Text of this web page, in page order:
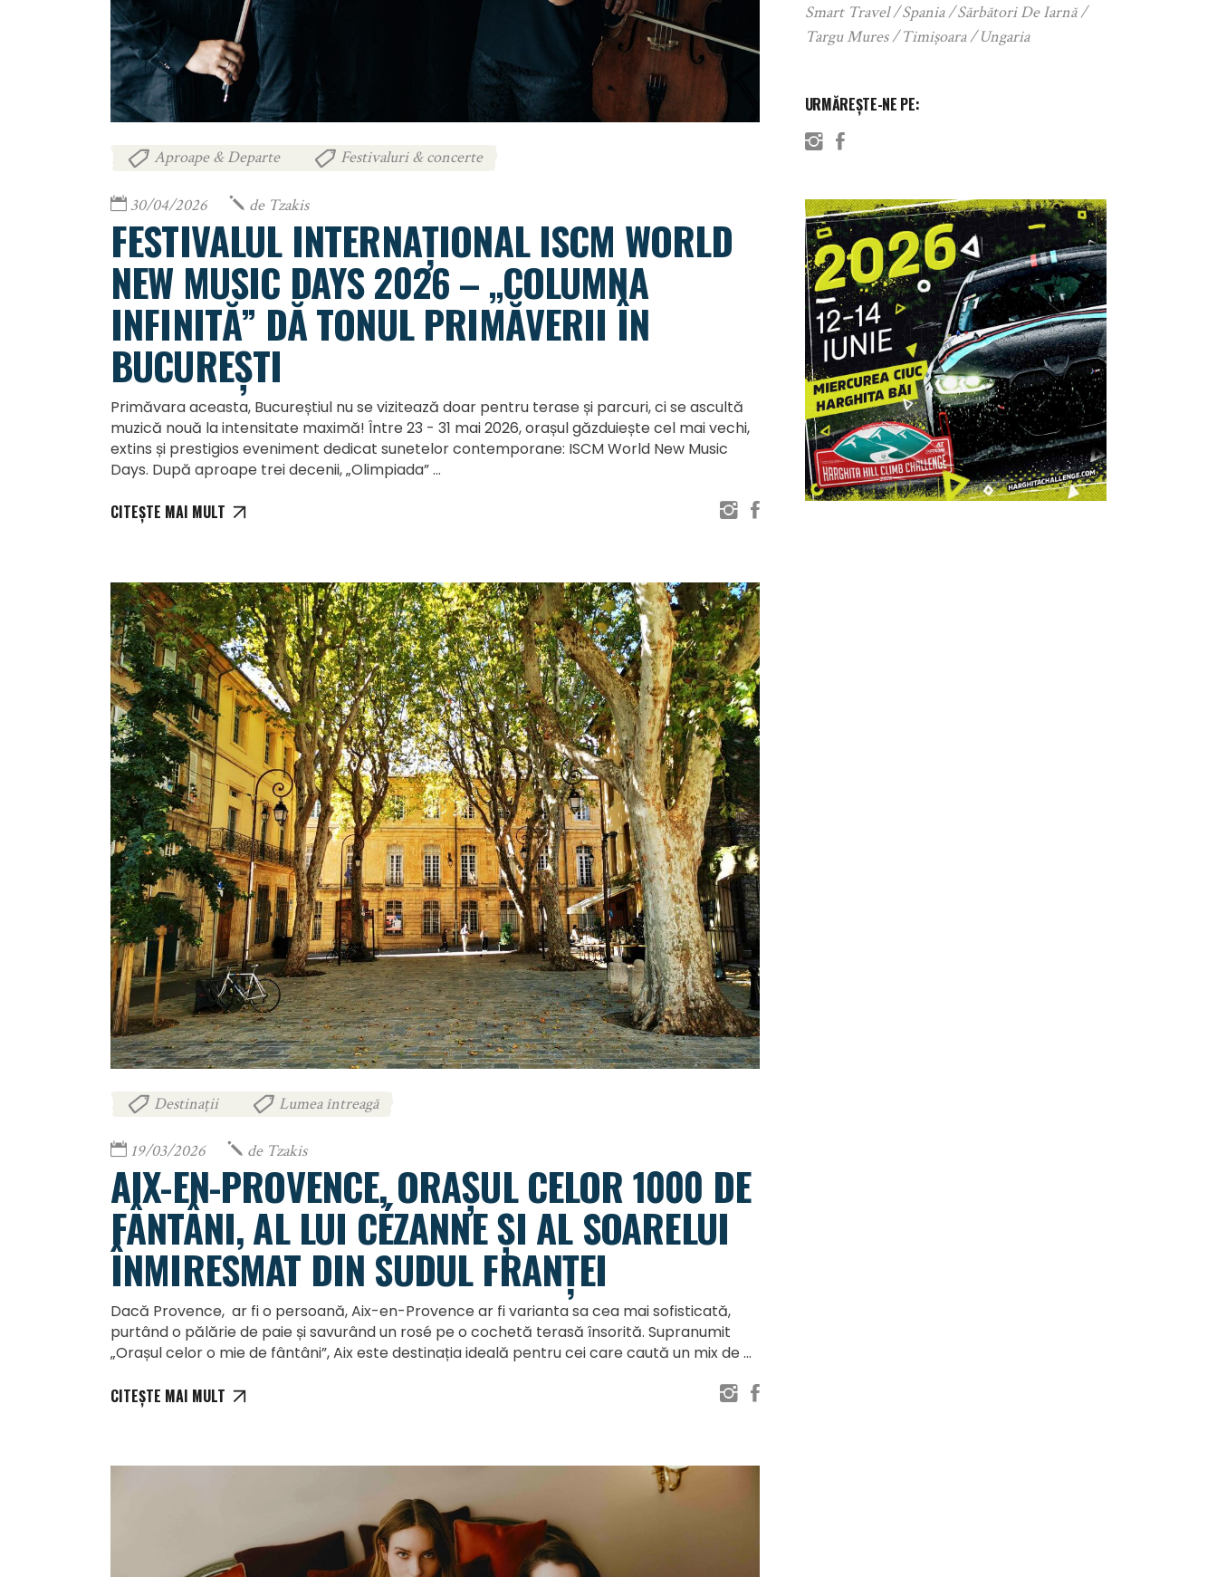
Aproape & Departe Festivaluri & concerte
30/04/2026 de Tzakis
FESTIVALUL INTERNAȚIONAL ISCM WORLD
NEW MUSIC DAYS 2026 – „COLUMNA
INFINITĂ” DĂ TONUL PRIMĂVERII ÎN
BUCUREȘTI
Primăvara aceasta, Bucureștiul nu se vizitează doar pentru terase și parcuri, ci se ascultă
muzică nouă la intensitate maximă! Între 23 - 31 mai 2026, orașul găzduiește cel mai vechi,
extins și prestigios eveniment dedicat sunetelor contemporane: ISCM World New Music
Days. După aproape trei decenii, „Olimpiada”
CITEȘTE MAI MULT
Destinații Lumea întreagă
19/03/2026 de Tzakis
AIX-EN-PROVENCE, ORAȘUL CELOR 1000 DE
FÂNTÂNI, AL LUI CÉZANNE ȘI AL SOARELUI
ÎNMIRESMAT DIN SUDUL FRANȚEI
Dacă Provence, ar fi o persoană, Aix-en-Provence ar fi varianta sa cea mai sofisticată,
purtând o pălărie de paie și savurând un rosé pe o cochetă terasă însorită. Supranumit
„Orașul celor o mie de fântâni”, Aix este destinația ideală pentru cei care caută un mix de
CITEȘTE MAI MULT
Smart Travel
Spania
Sărbători De Iarnă
Targu Mures
Timișoara Ungaria
URMĂREȘTE-NE PE: